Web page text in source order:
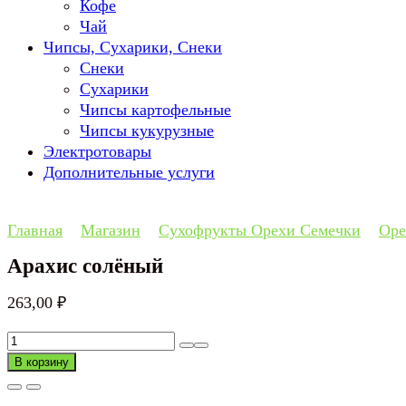
Кофе
Чай
Чипсы, Сухарики, Снеки
Снеки
Сухарики
Чипсы картофельные
Чипсы кукурузные
Электротовары
Дополнительные услуги
Главная Магазин Сухофрукты Орехи Семечки
Арахис солёный
263,00 ₽
Количество
товара
Арахис
В корзину